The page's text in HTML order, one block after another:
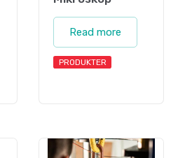
Read more
PRODUKTER